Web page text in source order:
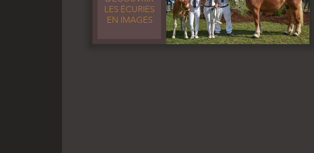
LES ÉCURIES
EN IMAGES